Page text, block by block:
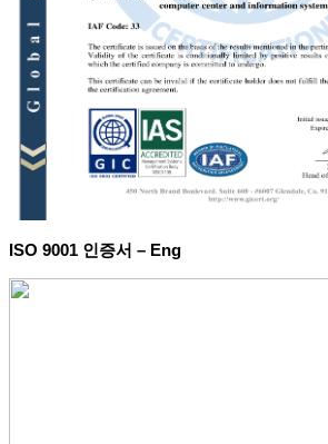
ISO 9001 인증서 – Eng